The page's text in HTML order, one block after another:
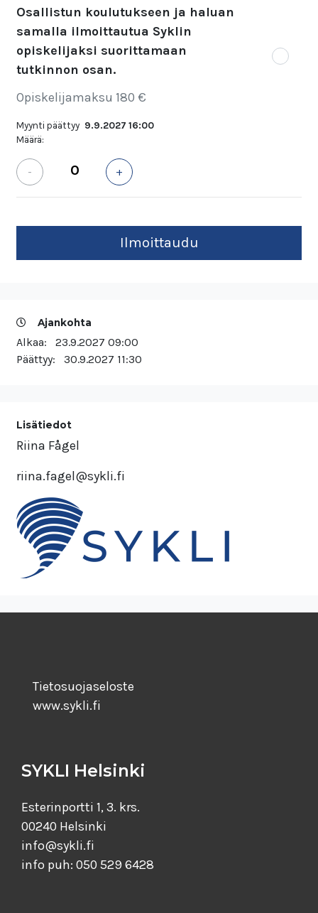
Osallistun koulutukseen ja haluan
samalla ilmoittautua Syklin
opiskelijaksi suorittamaan
tutkinnon osan.
Opiskelijamaksu 180 €
Myynti päättyy 9.9.2027 16:00
Määrä:
- +
Ajankohta
Alkaa: 23.9.2027 09:00
Päättyy: 30.9.2027 11:30
Lisätiedot
Riina Fågel
riina.fagel@sykli.fi
Tietosuojaseloste
www.sykli.fi
SYKLI Helsinki
Esterinportti 1, 3. krs.
00240 Helsinki
info@sykli.fi
info puh: 050 529 6428